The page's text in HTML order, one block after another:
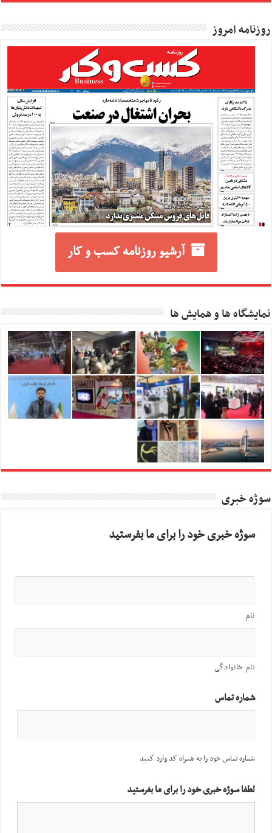
روزنامه امروز
آرشیو روزنامه کسب و کار
نمایشگاه ها و همایش ها
سوژه خبری
سوژه خبری خود را برای ما بفرستید
نام
نام خانوادگی
شماره تماس
شماره تماس خود را به همراه کد وارد کنید
لطفا سوژه خبری خود را برای ما بفرستید